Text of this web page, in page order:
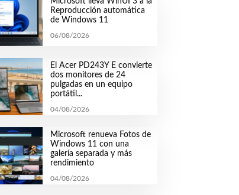
Reproducción automática
de Windows 11
06/08/2026
El Acer PD243Y E convierte
dos monitores de 24
pulgadas en un equipo
portátil...
04/08/2026
Microsoft renueva Fotos de
Windows 11 con una
galería separada y más
rendimiento
04/08/2026